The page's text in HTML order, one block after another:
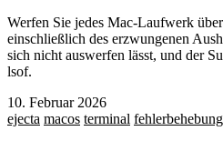
Werfen Sie jedes Mac-Laufwerk
einschließlich des erzwungenen
sich nicht auswerfen lässt, und der
lsof.
10. Februar 2026
ejecta macos terminal fehlerbehebung